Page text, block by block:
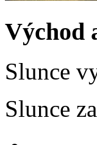
Východ
Slunce
Slunce